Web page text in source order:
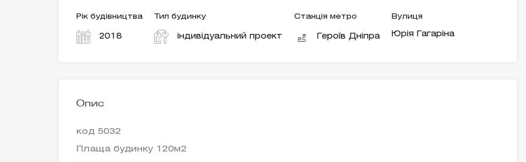
Рік будівництва
2018
Тип будинку
індивідуальний проект
Станція метро
Героїв Дніпра
Вулиця
Юрія Гагаріна
Опис
код 5032
Плаща будинку 120м2